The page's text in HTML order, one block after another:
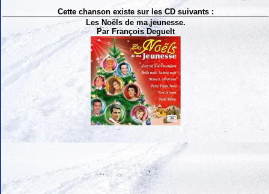
Cette chanson existe sur les CD suivants :
Les Noëls de ma jeunesse.
Par François Deguelt